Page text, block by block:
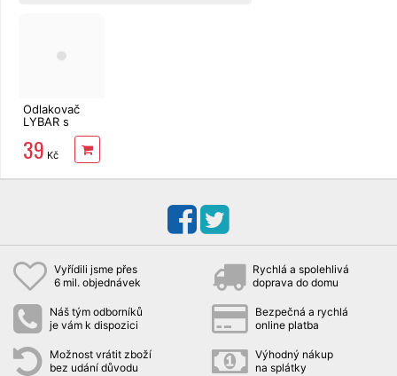
Odlakovač
LYBAR s
kokosovým
olejem 150 ml
39 Kč
Vyřídili jsme přes
6 mil. objednávek
Rychlá a spolehlivá
doprava do domu
Náš tým odborníků
je vám k dispozici
Bezpečná a rychlá
online platba
Možnost vrátit zboží
bez udání důvodu
Výhodný nákup
na splátky